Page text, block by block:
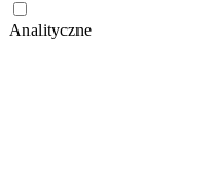
Analityczne